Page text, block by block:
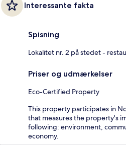
Interessante fakta
Spisning
Lokalitet nr. 2 på stedet -
Priser og udmærkelser
Eco-Certified Property
This property participates in
that measures the property's
following: environment,
economy.